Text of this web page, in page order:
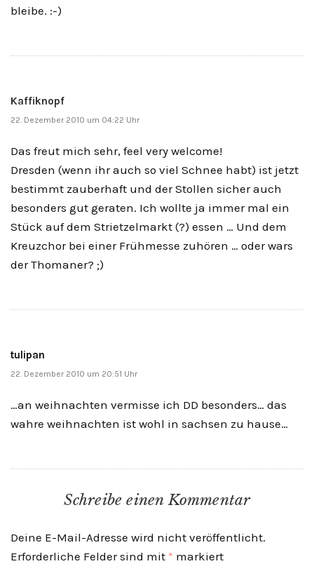
bleibe. :-)
Kaffiknopf
22. Dezember 2010 um 04:22 Uhr
Das freut mich sehr, feel very welcome!
Dresden (wenn ihr auch so viel Schnee habt) ist jetzt
bestimmt zauberhaft und der Stollen sicher auch
besonders gut geraten. Ich wollte ja immer mal ein
Stück auf dem Strietzelmarkt (?) essen … Und dem
Kreuzchor bei einer Frühmesse zuhören … oder wars
der Thomaner? ;)
tulipan
22. Dezember 2010 um 20:51 Uhr
…an weihnachten vermisse ich DD besonders… das
wahre weihnachten ist wohl in sachsen zu hause…
Schreibe einen Kommentar
Deine E-Mail-Adresse wird nicht veröffentlicht.
Erforderliche Felder sind mit * markiert